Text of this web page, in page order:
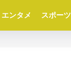
エンタメ スポーツ